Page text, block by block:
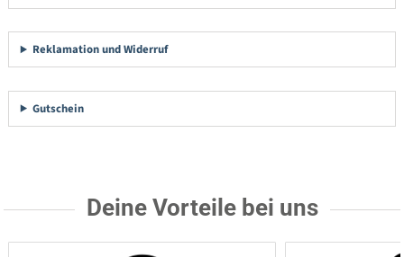
Reklamation und Widerruf
Gutschein
Deine Vorteile bei uns